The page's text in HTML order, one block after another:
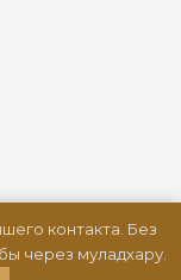
контакта. Без
через муладхару.